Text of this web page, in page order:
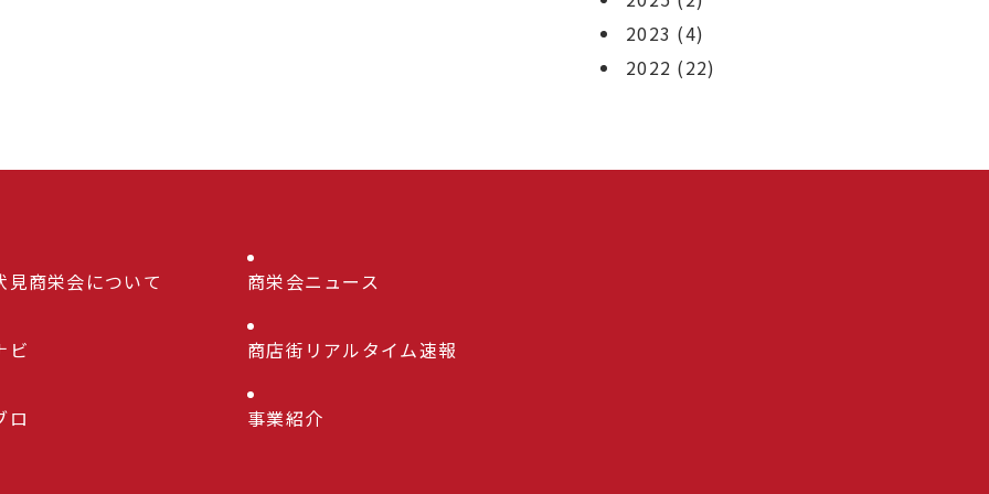
2023 (4)
2022 (22)
見商栄会について 商栄会ニュース
ビ 商店街リアルタイム速報
ロ 事業紹介